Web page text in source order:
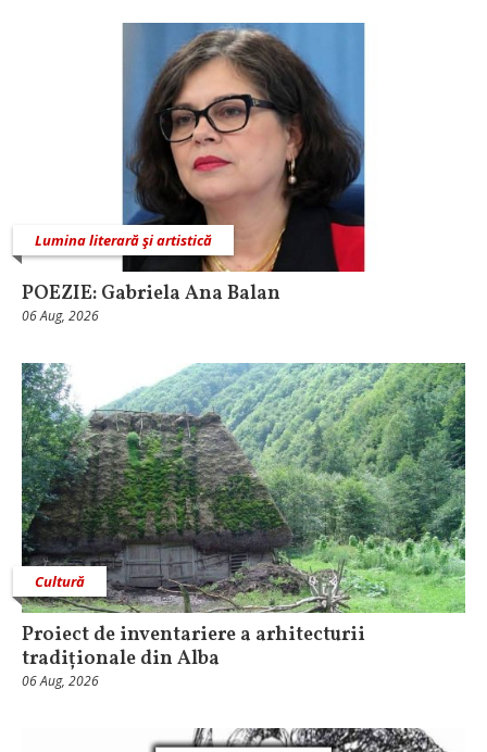
Lumina literară şi artistică
POEZIE: Gabriela Ana Balan
06 Aug, 2026
Cultură
Proiect de inventariere a arhitecturii
tradiționale din Alba
06 Aug, 2026